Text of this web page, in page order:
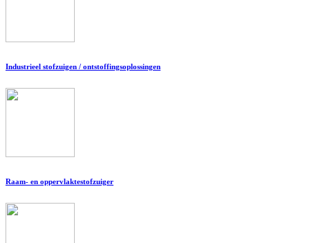
Industrieel stofzuigen / ontstoffingsoplossingen
Raam- en oppervlaktestofzuiger